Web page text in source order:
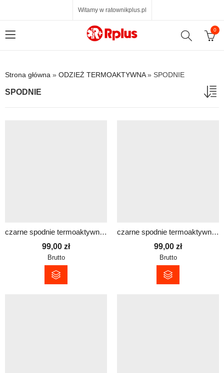
Witamy w ratownikplus.pl
0
Strona główna » ODZIEŻ TERMOAKTYWNA» SPODNIE
SPODNIE
czarne spodnie termoaktywne damskie
99,00 zł
Brutto
czarne spodnie termoaktywne męskie
99,00 zł
Brutto